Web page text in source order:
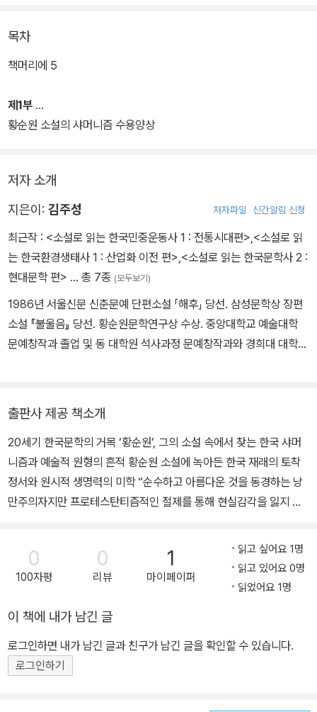
샤머니즘은 양적.질적인 밀도 차이가 있을 뿐, 거의 대부분의 한국 현
대소설에서 그 수용 양상을 확인할 수 있다. 샤머니즘은 맥맥이 흘러
이다.
나타난 샤머니즘의 수용양상을 고찰했다. 제2부에서는 한국문학을
대표하는 황순원과 김동리의 대표작인 <움직이는 성>과 <을화>에
목차
책머리에 5
제1부
황순원 소설의 샤머니즘 수용양상
저자 소개
지은이: 김주성 저자파일 신간알림 신청
최근작 : <소설로 읽는 한국민중운동사 1 : 전통시대편>,<소설로 읽
는 한국환경생태사 1 : 산업화 이전 편>,<소설로 읽는 한국문학사 2 :
현대문학 편> … 총 7종 (모두보기)
1986년 서울신문 신춘문예 단편소설 「해후」 당선. 삼성문학상 장편
소설 『불울음』 당선. 황순원문학연구상 수상. 중앙대학교 예술대학
문예창작과 졸업 및 동 대학원 석사과정 문예창작과와 경희대 대학원
출판사 제공 책소개
20세기 한국문학의 거목 ‘황순원’, 그의 소설 속에서 찾는 한국 샤머
니즘과 예술적 원형의 흔적 황순원 소설에 녹아든 한국 재래의 토착
정서와 원시적 생명력의 미학 “순수하고 아름다운 것을 동경하는 낭
만주의자지만 프로테스탄티즘적인 절제를 통해 현실감각을 잃지 않
하고 아름다운 것이란 무엇일까. 이에 대한 답을 찾기 위해 저자 김주
성은 황순원과 샤머니즘에 주목한다. 샤머니즘은 양적ㆍ질적인 밀도
차이가 있을 뿐, 거의 대부분의 한국 현대소설에서 그 수용 양상을 확
은 기층으로 자리하는 현상이기 때문이다. 이를 확인하기 위해 제1부
‘황순원 소설의 샤머니즘 수용양상’에서는 황순원의 단편 11편(〈닭
제〉,〈산골아이〉,〈별〉,〈세레나데〉,〈청산가리〉,〈소나기〉,〈두메〉,〈잃어버
린 사람들〉,〈어둠 속에 찍힌 판화〉,〈탈〉,〈비늘〉)과 장편《일월》을 집중
0
100자평
0
리뷰
1
마이페이퍼
읽고 싶어요 1명
읽고 있어요 0명
읽었어요 1명
이 책에 내가 남긴 글
로그인하면 내가 남긴 글과 친구가 남긴 글을 확인할 수 있습니다.
로그인하기